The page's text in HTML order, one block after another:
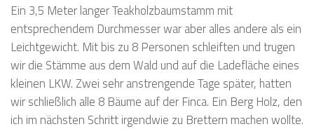
Ein 3,5 Meter langer Teakholzbaumstamm mit
entsprechendem Durchmesser war aber alles andere als ein
Leichtgewicht. Mit bis zu 8 Personen schleiften und trugen
wir die Stämme aus dem Wald und auf die Ladefläche eines
kleinen LKW. Zwei sehr anstrengende Tage später, hatten
wir schließlich alle 8 Bäume auf der Finca. Ein Berg Holz, den
ich im nächsten Schritt irgendwie zu Brettern machen wollte.